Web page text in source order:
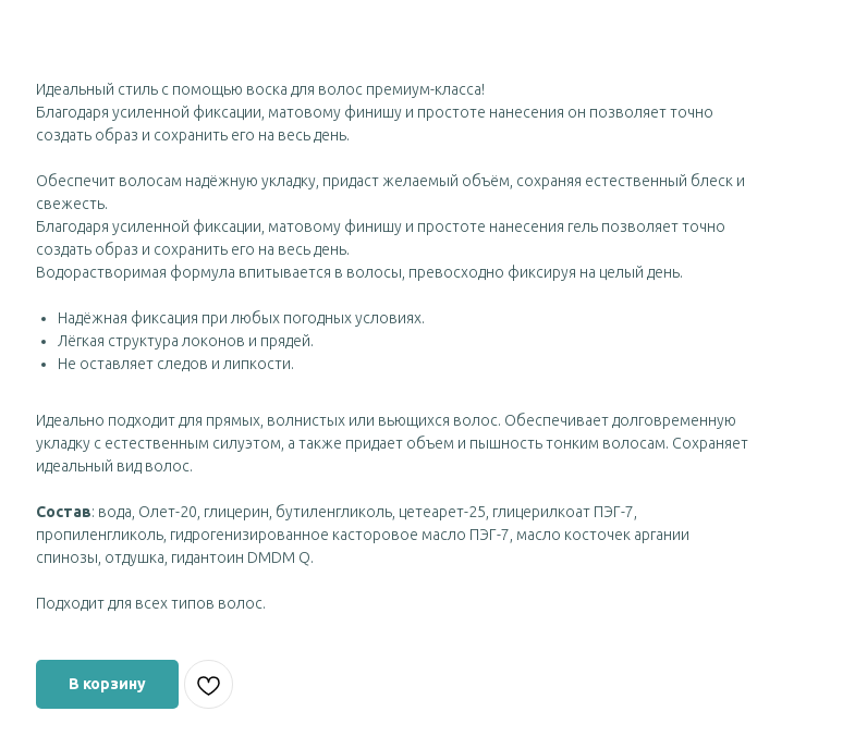
Идеальный стиль с помощью воска для волос премиум-класса!
Благодаря усиленной фиксации, матовому финишу и простоте нанесения он позволяет точно
создать образ и сохранить его на весь день.
Обеспечит волосам надёжную укладку, придаст желаемый объём, сохраняя естественный блеск и
свежесть.
Благодаря усиленной фиксации, матовому финишу и простоте нанесения гель позволяет точно
создать образ и сохранить его на весь день.
Водорастворимая формула впитывается в волосы, превосходно фиксируя на целый день.
Надёжная фиксация при любых погодных условиях.
Лёгкая структура локонов и прядей.
Не оставляет следов и липкости.
Идеально подходит для прямых, волнистых или вьющихся волос. Обеспечивает долговременную
укладку с естественным силуэтом, а также придает объем и пышность тонким волосам. Сохраняет
идеальный вид волос.
Состав: вода, Олет-20, глицерин, бутиленгликоль, цетеарет-25, глицерилкоат ПЭГ-7,
пропиленгликоль, гидрогенизированное касторовое масло ПЭГ-7, масло косточек аргании
спинозы, отдушка, гидантоин DMDM Q.
Подходит для всех типов волос.
В корзину